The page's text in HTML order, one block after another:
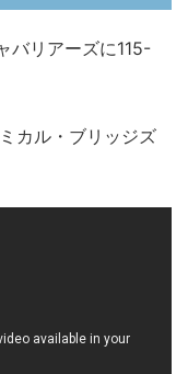
バリアーズに115-
カル・ブリッジズ